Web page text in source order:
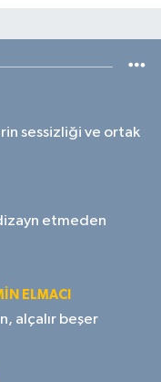
sessizliği ve ortak
etmeden
ELMACI
alçalır beşer